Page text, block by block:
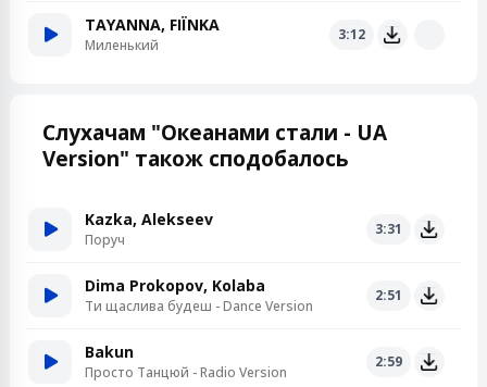
TAYANNA, FIЇNKA
Миленький
3:12
Слухачам "Океанами стали - UA
Version" також сподобалось
Kazka, Alekseev
Поруч
3:31
Dima Prokopov, Kolaba
Ти щаслива будеш - Dance Version
2:51
Bakun
Просто Танцюй - Radio Version
2:59